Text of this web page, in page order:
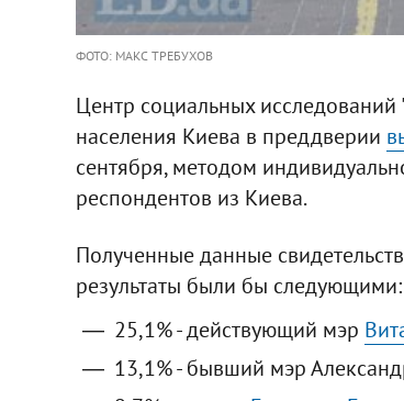
ФОТО: МАКС ТРЕБУХОВ
Центр социальных
населения Киева в преддверии
сентября, методом
респондентов из Киева.
Полученные данные
результаты были бы следующими:
25,1% - действующий мэр
13,1% - бывший мэр